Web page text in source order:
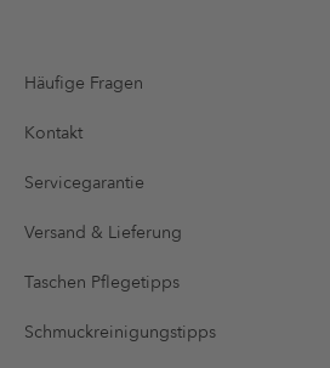
Häufige Fragen
Kontakt
Servicegarantie
Versand & Lieferung
Taschen Pflegetipps
Schmuckreinigungstipps